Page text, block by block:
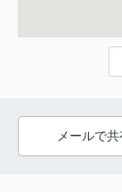
メールで